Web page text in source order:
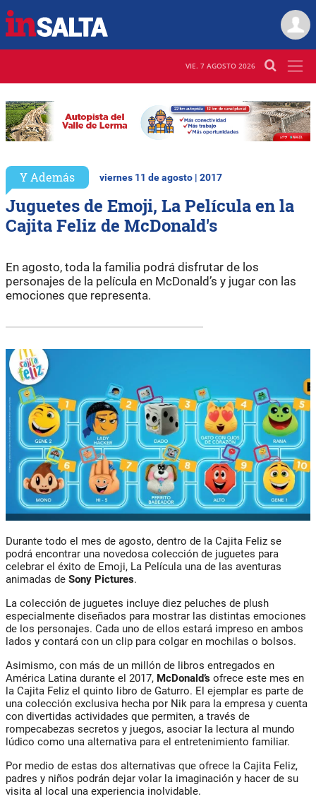
VIE. 7 AGOSTO 2026
Y Además viernes 11 de agosto | 2017
Juguetes de Emoji, La Película en la
Cajita Feliz de McDonald's
En agosto, toda la familia podrá disfrutar de los
personajes de la película en McDonald’s y jugar con las
emociones que representa.
Durante todo el mes de agosto, dentro de la Cajita Feliz se
podrá encontrar una novedosa colección de juguetes para
celebrar el éxito de Emoji, La Película una de las aventuras
animadas de Sony Pictures.
La colección de juguetes incluye diez peluches de plush
especialmente diseñados para mostrar las distintas emociones
de los personajes. Cada uno de ellos estará impreso en ambos
lados y contará con un clip para colgar en mochilas o bolsos.
Asimismo, con más de un millón de libros entregados en
América Latina durante el 2017, McDonald’s ofrece este mes en
la Cajita Feliz el quinto libro de Gaturro. El ejemplar es parte de
una colección exclusiva hecha por Nik para la empresa y cuenta
con divertidas actividades que permiten, a través de
rompecabezas secretos y juegos, asociar la lectura al mundo
lúdico como una alternativa para el entretenimiento familiar.
Por medio de estas dos alternativas que ofrece la Cajita Feliz,
padres y niños podrán dejar volar la imaginación y hacer de su
visita al local una experiencia inolvidable.